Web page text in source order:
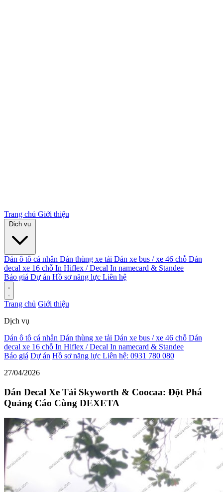
Trang chủ Giới thiệu
Dán ô tô cá nhân Dán thùng xe tải Dán xe bus / xe 46 chỗ Dán
decal xe 16 chỗ In Hiflex / Decal In namecard & Standee
Báo giá Dự án Hồ sơ năng lực Liên hệ
Trang chủ Giới thiệu
Dịch vụ
Dán ô tô cá nhân Dán thùng xe tải Dán xe bus / xe 46 chỗ Dán
decal xe 16 chỗ In Hiflex / Decal In namecard & Standee
Báo giá Dự án Hồ sơ năng lực Liên hệ: 0931 780 080
27/04/2026
Dán Decal Xe Tải Skyworth & Coocaa: Đột Phá
Quảng Cáo Cùng DEXETA